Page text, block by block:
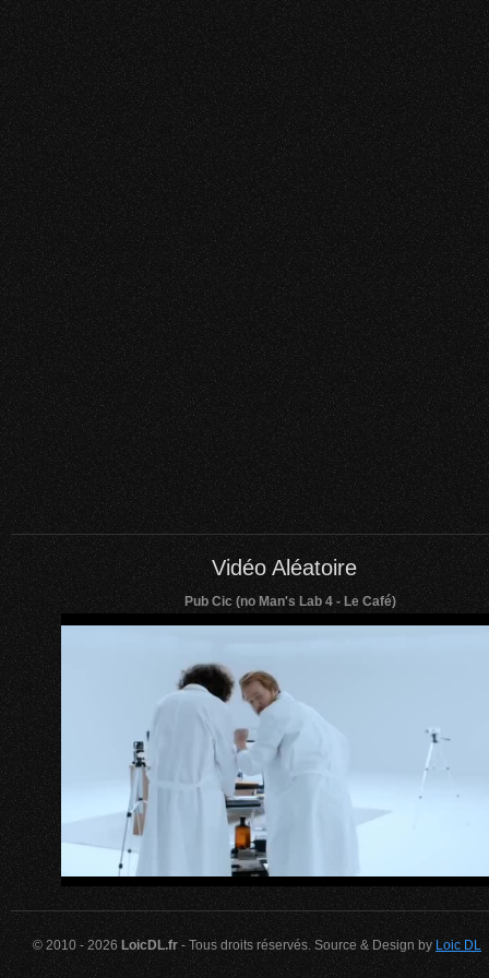
Vidéo Aléatoire
Pub Cic (no Man's Lab 4 - Le Café)
© 2010 - 2026 LoicDL.fr- Tous droits réservés. Source & Design byLoic DL